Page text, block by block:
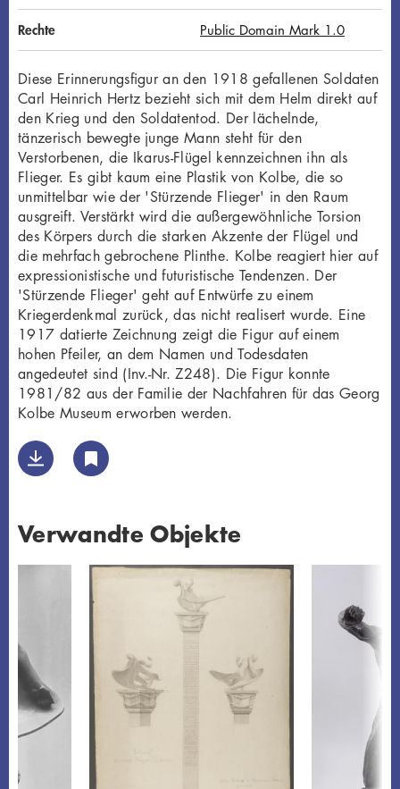
Rechte Public Domain Mark 1.0
Diese Erinnerungsfigur an den 1918 gefallenen Soldaten
Carl Heinrich Hertz bezieht sich mit dem Helm direkt auf
den Krieg und den Soldatentod. Der lächelnde,
tänzerisch bewegte junge Mann steht für den
Verstorbenen, die Ikarus-Flügel kennzeichnen ihn als
Flieger. Es gibt kaum eine Plastik von Kolbe, die so
unmittelbar wie der 'Stürzende Flieger' in den Raum
ausgreift. Verstärkt wird die außergewöhnliche Torsion
des Körpers durch die starken Akzente der Flügel und
die mehrfach gebrochene Plinthe. Kolbe reagiert hier auf
expressionistische und futuristische Tendenzen. Der
'Stürzende Flieger' geht auf Entwürfe zu einem
Kriegerdenkmal zurück, das nicht realisert wurde. Eine
1917 datierte Zeichnung zeigt die Figur auf einem
hohen Pfeiler, an dem Namen und Todesdaten
angedeutet sind (Inv.-Nr. Z248). Die Figur konnte
1981/82 aus der Familie der Nachfahren für das Georg
Kolbe Museum erworben werden.
Verwandte Objekte